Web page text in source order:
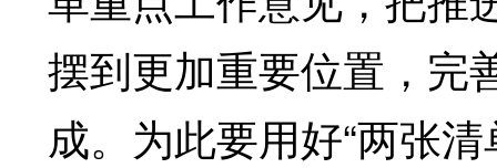
摆到更加重要位置，完
成。为此要用好“两张